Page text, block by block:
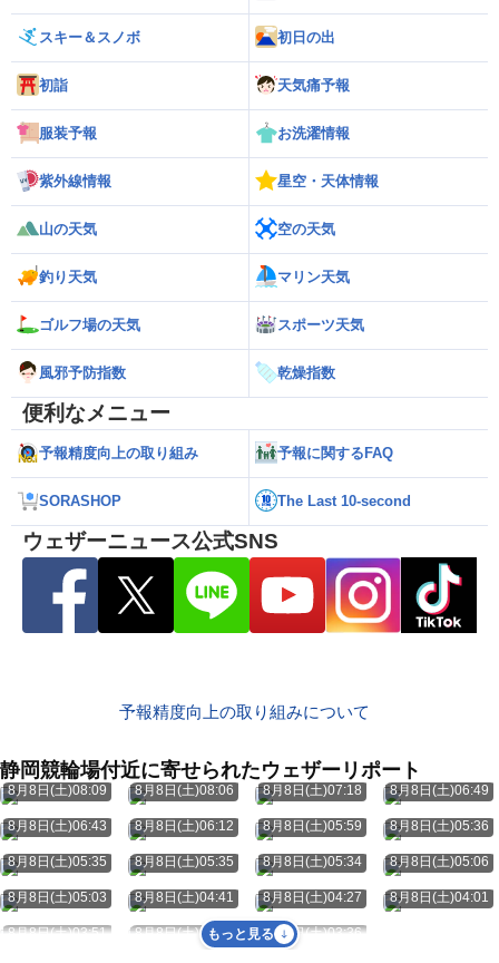
スキー＆スノボ 初日の出
初詣 天気痛予報
服装予報 お洗濯情報
紫外線情報 星空・天体情報
山の天気 空の天気
釣り天気 マリン天気
ゴルフ場の天気 スポーツ天気
風邪予防指数 乾燥指数
便利なメニュー
予報精度向上の取り組み 予報に関するFAQ
SORASHOP The Last 10-second
ウェザーニュース公式SNS
予報精度向上の取り組みについて
静岡競輪場付近に寄せられたウェザーリポート
8月8日(土)08:09 8月8日(土)08:06 8月8日(土)07:18 8月8日(土)06:49
8月8日(土)06:43 8月8日(土)06:12 8月8日(土)05:59 8月8日(土)05:36
8月8日(土)05:35 8月8日(土)05:35 8月8日(土)05:34 8月8日(土)05:06
8月8日(土)05:03 8月8日(土)04:41 8月8日(土)04:27 8月8日(土)04:01
8月8日(土)03:51 8月8日(土)03:40 8月8日(土)03:36
もっと見る